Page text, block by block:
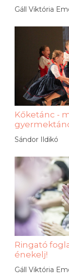
Gáll Viktória
Kőketánc -
Sándor Ildikó
Ringató
énekelj!
Gáll Viktória